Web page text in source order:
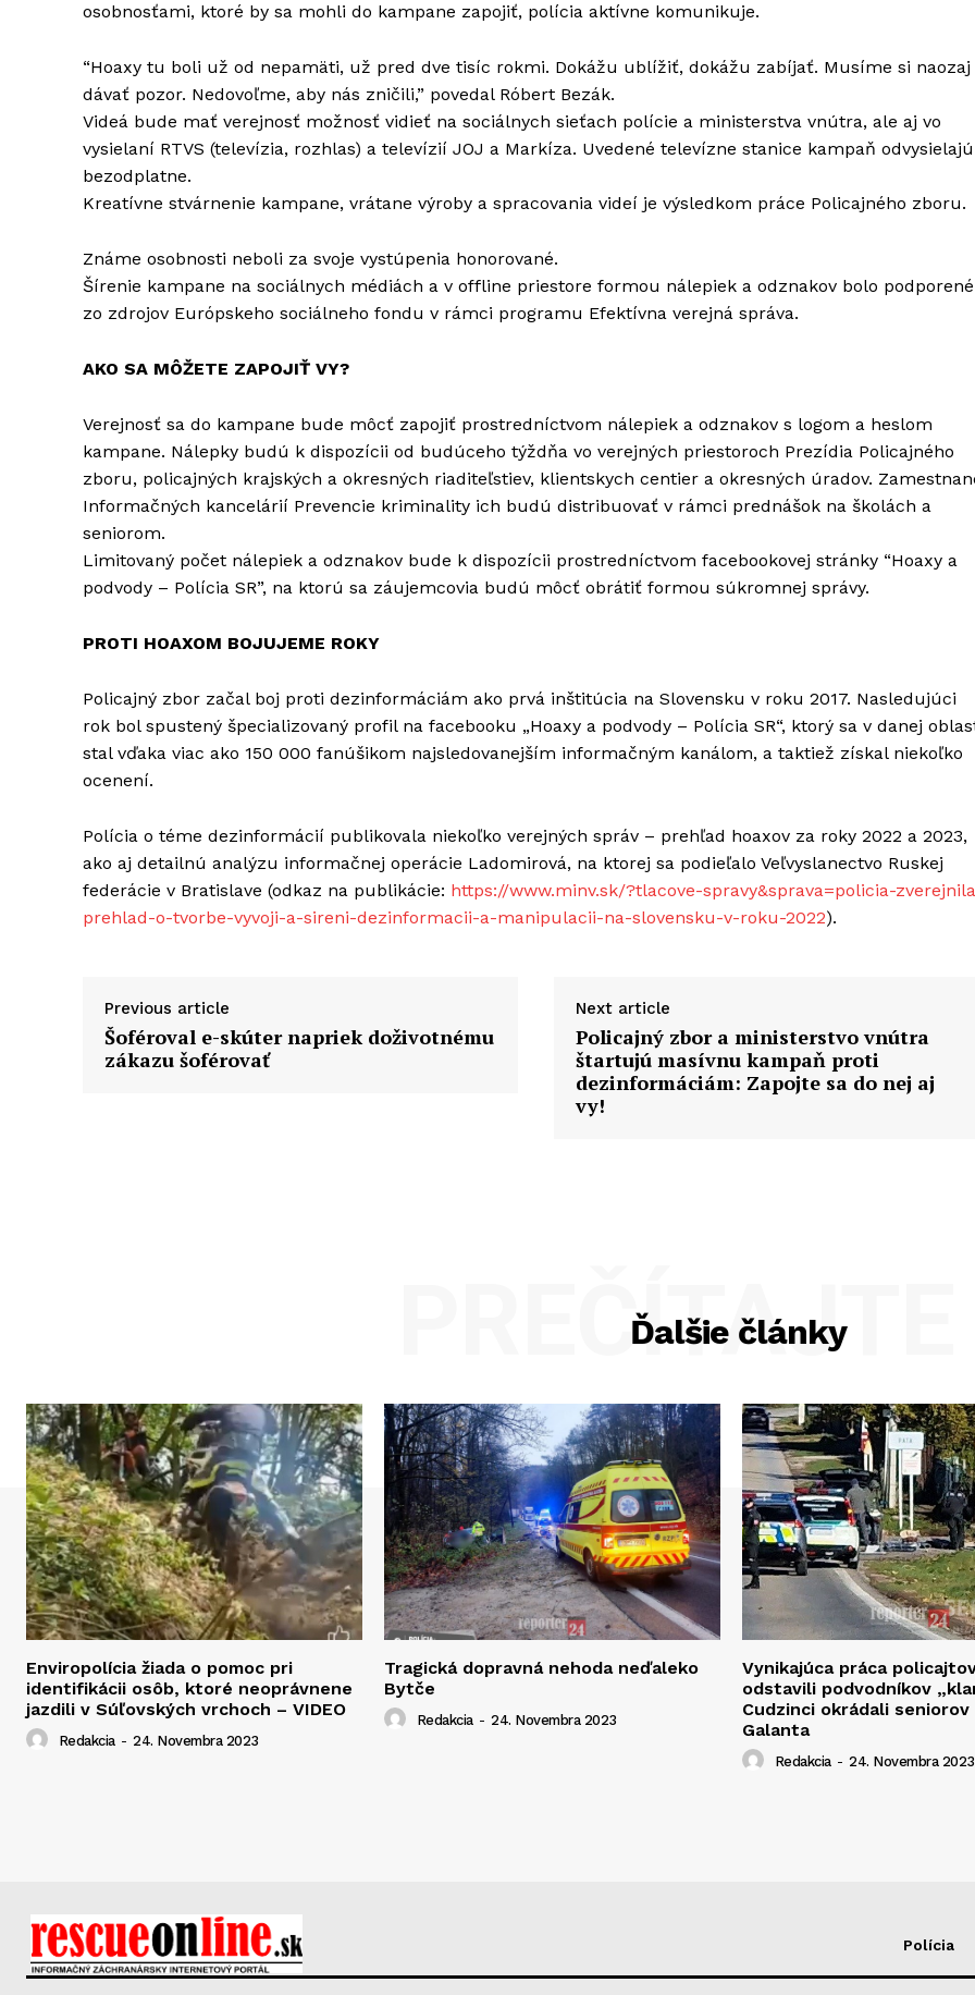
osobnosťami, ktoré by sa mohli do kampane zapojiť, polícia aktívne komunikuje.
“Hoaxy tu boli už od nepamäti, už pred dve tisíc rokmi. Dokážu ublížiť, dokážu zabíjať. Musíme si naozaj
dávať pozor. Nedovoľme, aby nás zničili,” povedal Róbert Bezák.
Videá bude mať verejnosť možnosť vidieť na sociálnych sieťach polície a ministerstva vnútra, ale aj vo
vysielaní RTVS (televízia, rozhlas) a televízií JOJ a Markíza. Uvedené televízne stanice kampaň odvysielajú
bezodplatne.
Kreatívne stvárnenie kampane, vrátane výroby a spracovania videí je výsledkom práce Policajného zboru.
Známe osobnosti neboli za svoje vystúpenia honorované.
Šírenie kampane na sociálnych médiách a v offline priestore formou nálepiek a odznakov bolo podporené
zo zdrojov Európskeho sociálneho fondu v rámci programu Efektívna verejná správa.
AKO SA MÔŽETE ZAPOJIŤ VY?
Verejnosť sa do kampane bude môcť zapojiť prostredníctvom nálepiek a odznakov s logom a heslom
kampane. Nálepky budú k dispozícii od budúceho týždňa vo verejných priestoroch Prezídia Policajného
zboru, policajných krajských a okresných riaditeľstiev, klientskych centier a okresných úradov.
Informačných kancelárií Prevencie kriminality ich budú distribuovať v rámci prednášok na školách a
seniorom.
Limitovaný počet nálepiek a odznakov bude k dispozícii prostredníctvom facebookovej stránky “Hoaxy a
podvody – Polícia SR”, na ktorú sa záujemcovia budú môcť obrátiť formou súkromnej správy.
PROTI HOAXOM BOJUJEME ROKY
Policajný zbor začal boj proti dezinformáciám ako prvá inštitúcia na Slovensku v roku 2017. Nasledujúci
rok bol spustený špecializovaný profil na facebooku „Hoaxy a podvody – Polícia SR“, ktorý sa v danej
stal vďaka viac ako 150 000 fanúšikom najsledovanejším informačným kanálom, a taktiež získal niekoľko
ocenení.
Polícia o téme dezinformácií publikovala niekoľko verejných správ – prehľad hoaxov za roky 2022 a 2023,
ako aj detailnú analýzu informačnej operácie Ladomirová, na ktorej sa podieľalo Veľvyslanectvo Ruskej
federácie v Bratislave (odkaz na publikácie: https://www.minv.sk/?tlacove-spravy&sprava=policia-
prehlad-o-tvorbe-vyvoji-a-sireni-dezinformacii-a-manipulacii-na-slovensku-v-roku-2022).
Previous article
Šoféroval e-skúter napriek doživotnému
zákazu šoférovať
Next article
Policajný zbor a ministerstvo vnútra
štartujú masívnu kampaň proti
dezinformáciám: Zapojte sa do nej aj
vy!
Ďalšie články
Enviropolícia žiada o pomoc pri
identifikácii osôb, ktoré neoprávnene
jazdili v Súľovských vrchoch – VIDEO
Redakcia - 24. Novembra 2023
Tragická dopravná nehoda neďaleko
Bytče
Redakcia - 24. Novembra 2023
Vynikajúca práca
odstavili podvodníkov
Cudzinci okrádali
Galanta
Redakcia - 24. Novembra 2023
Polícia